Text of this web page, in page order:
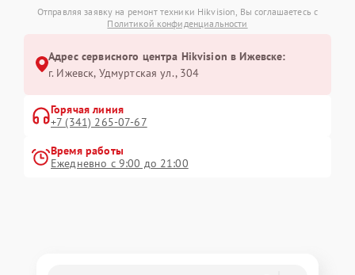
Отправляя заявку на ремонт техники Hikvision, Вы соглашаетесь с
Политикой конфиденциальности
Адрес сервисного центра Hikvision в Ижевске:
г. Ижевск, Удмуртская ул., 304
Горячая линия
+7 (341) 265-07-67
Время работы
Ежедневно с 9:00 до 21:00